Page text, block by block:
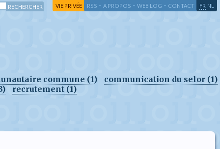
VIE PRIVÉE RSS - A PROPOS - WEB LOG - CONTACT FR NL
commune (1)
communication du selor (1)
recrutement (1)